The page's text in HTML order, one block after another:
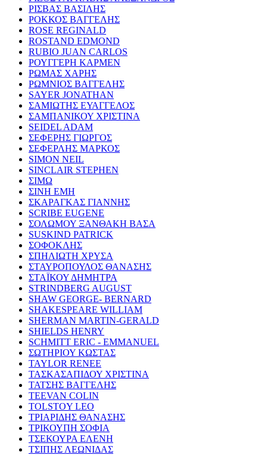
ΡΙΣΒΑΣ ΒΑΣΙΛΗΣ
ΡΟΚΚΟΣ ΒΑΓΓΕΛΗΣ
ROSE REGINALD
ROSTAND EDMOND
RUBIO JUAN CARLOS
ΡΟΥΓΓΕΡΗ ΚΑΡΜΕΝ
ΡΩΜΑΣ ΧΑΡΗΣ
ΡΩΜΝΙΟΣ ΒΑΓΓΕΛΗΣ
SAYER JONATHAN
ΣΑΜΙΩΤΗΣ ΕΥΑΓΓΕΛΟΣ
ΣΑΜΠΑΝΙΚΟΥ ΧΡΙΣΤΙΝΑ
SEIDEL ADAM
ΣΕΦΕΡΗΣ ΓΙΩΡΓΟΣ
ΣΕΦΕΡΛΗΣ ΜΑΡΚΟΣ
SIMON NEIL
SINCLAIR STEPHEN
ΣΙΜΩ
ΣΙΝΗ ΕΜΗ
ΣΚΑΡΑΓΚΑΣ ΓΙΑΝΝΗΣ
SCRIBE EUGENE
ΣΟΛΩΜΟΥ ΞΑΝΘΑΚΗ ΒΑΣΑ
SUSKIND PATRICK
ΣΟΦΟΚΛΗΣ
ΣΠΗΛΙΩΤΗ ΧΡΥΣΑ
ΣΤΑΥΡΟΠΟΥΛΟΣ ΘΑΝΑΣΗΣ
ΣΤΑΪΚΟΥ ΔΗΜΗΤΡΑ
STRINDBERG AUGUST
SHAW GEORGE- BERNARD
SHAKESPEARE WILLIAM
SHERMAN MARTIN-GERALD
SHIELDS HENRY
SCHMITT ERIC - EMMANUEL
ΣΩΤΗΡΙΟΥ ΚΩΣΤΑΣ
TAYLOR RENEE
ΤΑΣΚΑΣΑΠΙΔΟΥ ΧΡΙΣΤΙΝΑ
ΤΑΤΣΗΣ ΒΑΓΓΕΛΗΣ
TEEVAN COLIN
TOLSTOY LEO
ΤΡΙΑΡΙΔΗΣ ΘΑΝΑΣΗΣ
ΤΡΙΚΟΥΠΗ ΣΟΦΙΑ
ΤΣΕΚΟΥΡΑ ΕΛΕΝΗ
ΤΣΙΠΗΣ ΛΕΩΝΙΔΑΣ